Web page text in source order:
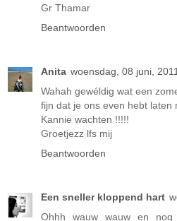
Gr Thamar
Beantwoorden
Anita woensdag, 08 juni, 2011
Wahah gewéldig wat een
fijn dat je ons even hebt laten
Kannie wachten !!!!!
Groetjezz lfs mij
Beantwoorden
Een sneller kloppend hart
Ohhh wauw wauw en